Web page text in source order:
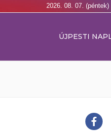
2026. 08. 07. (péntek) |
ÚJPESTI